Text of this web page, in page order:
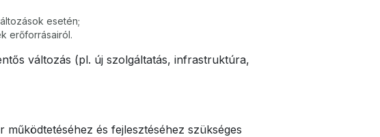
esetén;
erőforrásairól.
változás (pl. új szolgáltatás, infrastruktúra,
és fejlesztéséhez szükséges